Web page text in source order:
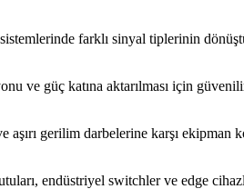
farklı sinyal tiplerinin
ve güç katına aktarılması için
gerilim darbelerine karşı ekipman
endüstriyel switchler ve edge